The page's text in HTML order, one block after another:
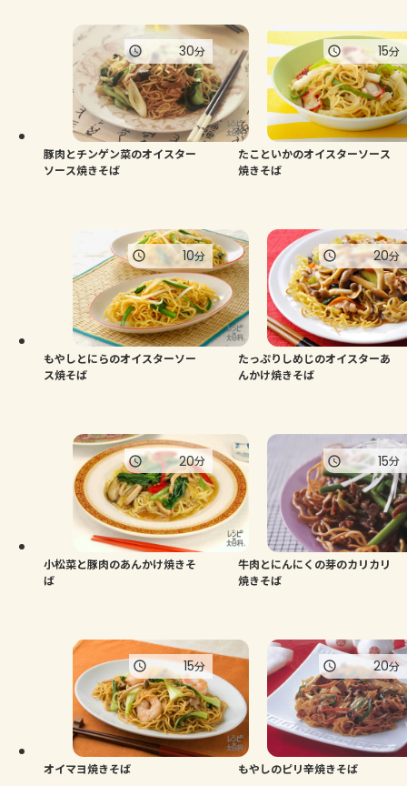
豚肉とチンゲン菜のオイスター
ソース焼きそば
30分
たこといかのオイスターソース
焼きそば
15分
もやしとにらのオイスターソー
ス焼そば
10分
たっぷりしめじのオイスターあ
んかけ焼きそば
20分
小松菜と豚肉のあんかけ焼きそ
ば
20分
牛肉とにんにくの芽のカリカリ
焼きそば
15分
オイマヨ焼きそば
15分
もやしのピリ辛焼きそば
20分